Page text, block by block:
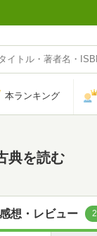
本ランキング
典を読む
感想・レビュー 2